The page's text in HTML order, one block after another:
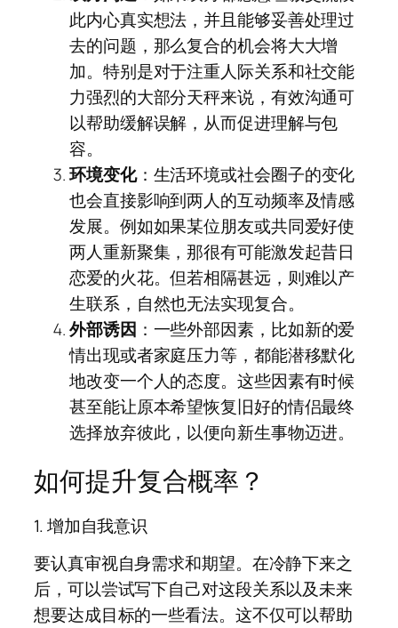
此内心真实想法，并且能够妥善处理过
去的问题，那么复合的机会将大大增
加。特别是对于注重人际关系和社交能
力强烈的大部分天秤来说，有效沟通可
以帮助缓解误解，从而促进理解与包
容。
环境变化：生活环境或社会圈子的变化
也会直接影响到两人的互动频率及情感
发展。例如如果某位朋友或共同爱好使
两人重新聚集，那很有可能激发起昔日
恋爱的火花。但若相隔甚远，则难以产
生联系，自然也无法实现复合。
外部诱因 ：一些外部因素，比如新的爱
情出现或者家庭压力等，都能潜移默化
地改变一个人的态度。这些因素有时候
甚至能让原本希望恢复旧好的情侣最终
选择放弃彼此，以便向新生事物迈进。
如何提升复合概率？
1. 增加自我意识
要认真审视自身需求和期望。在冷静下来之
后，可以尝试写下自己对这段关系以及未来
想要达成目标的一些看法。这不仅可以帮助